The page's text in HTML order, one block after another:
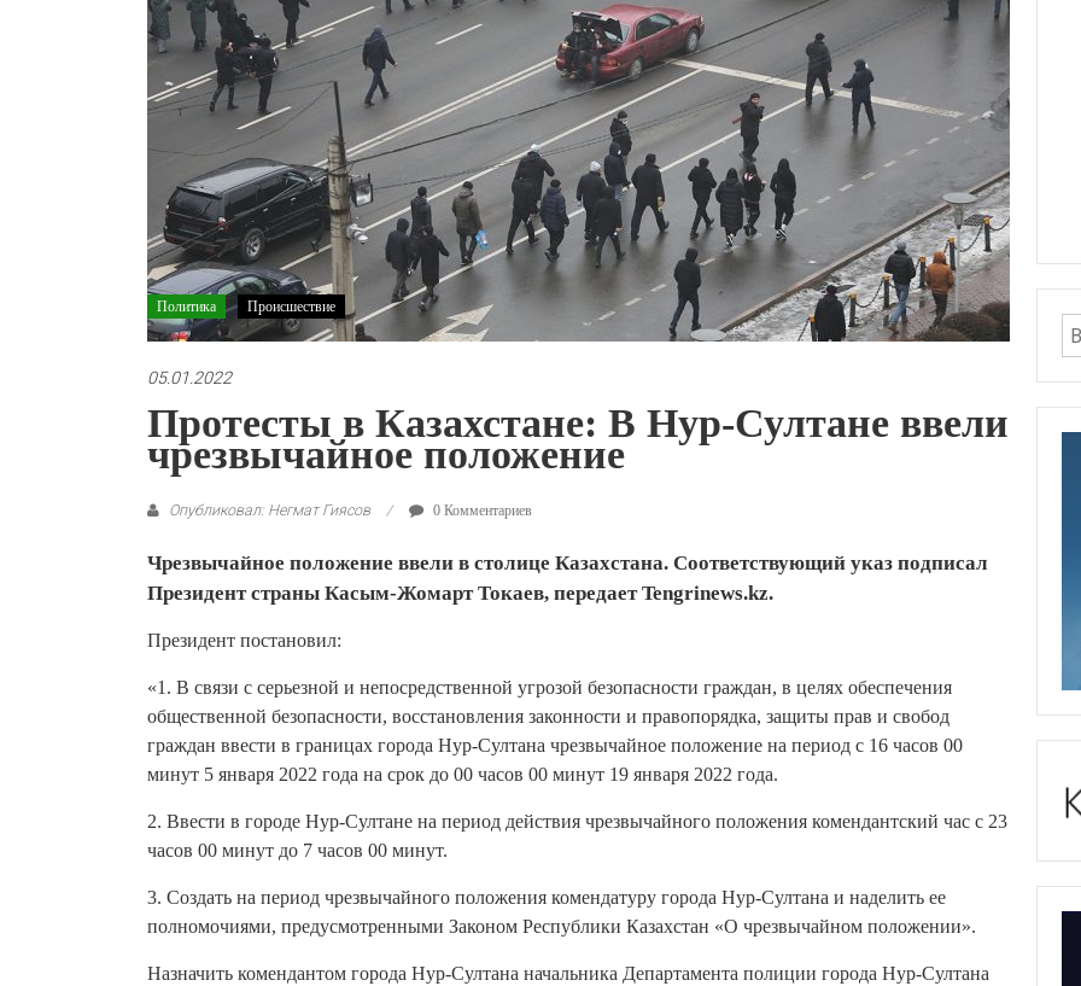
Политика Происшествие
05.01.2022
Протесты в Казахстане: В Нур-Султане ввели
чрезвычайное положение
Опубликовал: Негмат Гиясов 0 Комментариев
Чрезвычайное положение ввели в столице Казахстана. Соответствующий указ подписал
Президент страны Касым-Жомарт Токаев, передает Tengrinews.kz.
Президент постановил:
«1. В связи с серьезной и непосредственной угрозой безопасности граждан, в целях обеспечения
общественной безопасности, восстановления законности и правопорядка, защиты прав и свобод
граждан ввести в границах города Нур-Султана чрезвычайное положение на период с 16 часов 00
минут 5 января 2022 года на срок до 00 часов 00 минут 19 января 2022 года.
2. Ввести в городе Нур-Султане на период действия чрезвычайного положения комендантский час с 23
часов 00 минут до 7 часов 00 минут.
3. Создать на период чрезвычайного положения комендатуру города Нур-Султана и наделить ее
полномочиями, предусмотренными Законом Республики Казахстан «О чрезвычайном положении».
Назначить комендантом города Нур-Султана начальника Департамента полиции города Нур-Султана